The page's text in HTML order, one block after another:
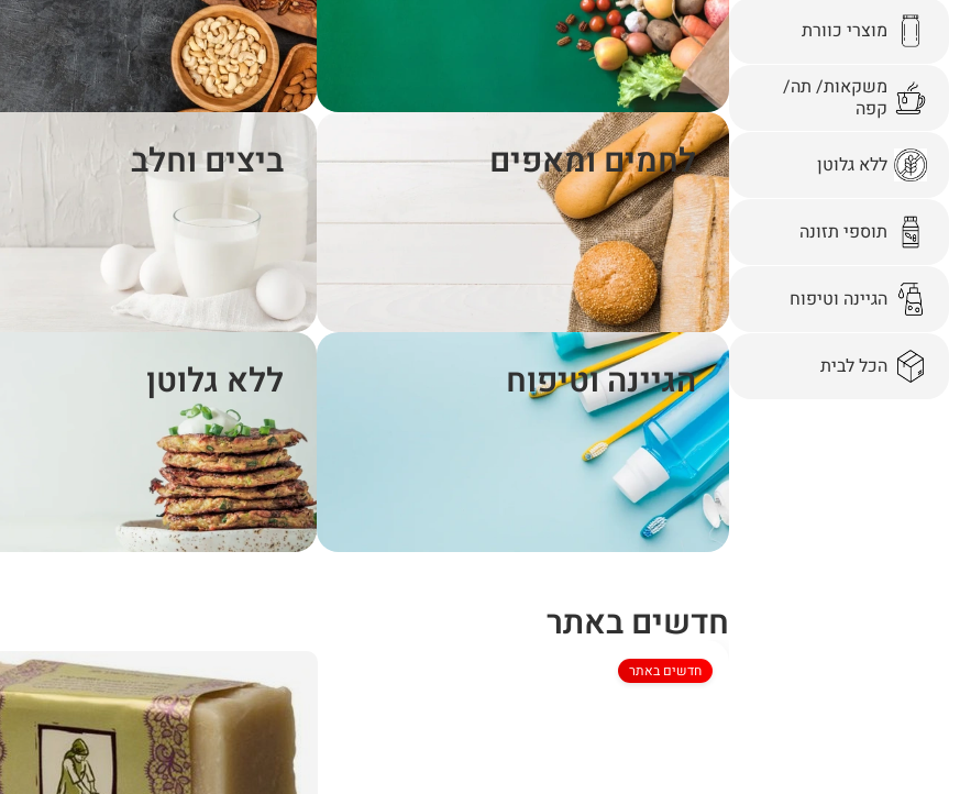
מוצרי כוורת
משקאות/ תה/
קפה
ללא גלוטן
תוספי תזונה
הגיינה וטיפוח
הכל לבית
לחמים ומאפים ביצים וחלב
הגיינה וטיפוח ללא גלוטן
חדשים באתר
חדשים באתר